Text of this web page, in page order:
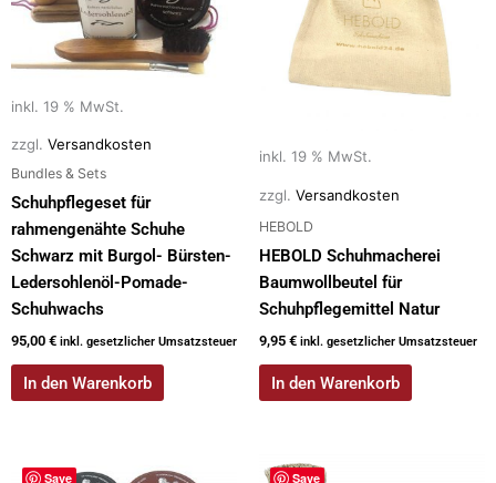
inkl. 19 % MwSt.
zzgl. Versandkosten
Bundles & Sets
Schuhpflegeset für
rahmengenähte Schuhe
Schwarz mit Burgol- Bürsten-
Ledersohlenöl-Pomade-
Schuhwachs
95,00 € inkl. gesetzlicher Umsatzsteuer
In den Warenkorb
inkl. 19 % MwSt.
zzgl. Versandkosten
HEBOLD
HEBOLD Schuhmacherei
Baumwollbeutel für
Schuhpflegemittel Natur
9,95 € inkl. gesetzlicher Umsatzsteuer
In den Warenkorb
Save Save
Dieses